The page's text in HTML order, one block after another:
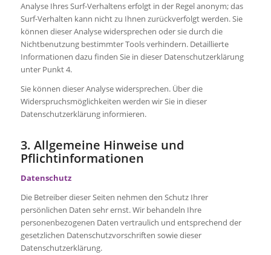
Analyse Ihres Surf-Verhaltens erfolgt in der Regel anonym; das
Surf-Verhalten kann nicht zu Ihnen zurückverfolgt werden. Sie
können dieser Analyse widersprechen oder sie durch die
Nichtbenutzung bestimmter Tools verhindern. Detaillierte
Informationen dazu finden Sie in dieser Datenschutzerklärung
unter Punkt 4.
Sie können dieser Analyse widersprechen. Über die
Widerspruchsmöglichkeiten werden wir Sie in dieser
Datenschutzerklärung informieren.
3. Allgemeine Hinweise und
Pflichtinformationen
Datenschutz
Die Betreiber dieser Seiten nehmen den Schutz Ihrer
persönlichen Daten sehr ernst. Wir behandeln Ihre
personenbezogenen Daten vertraulich und entsprechend der
gesetzlichen Datenschutzvorschriften sowie dieser
Datenschutzerklärung.